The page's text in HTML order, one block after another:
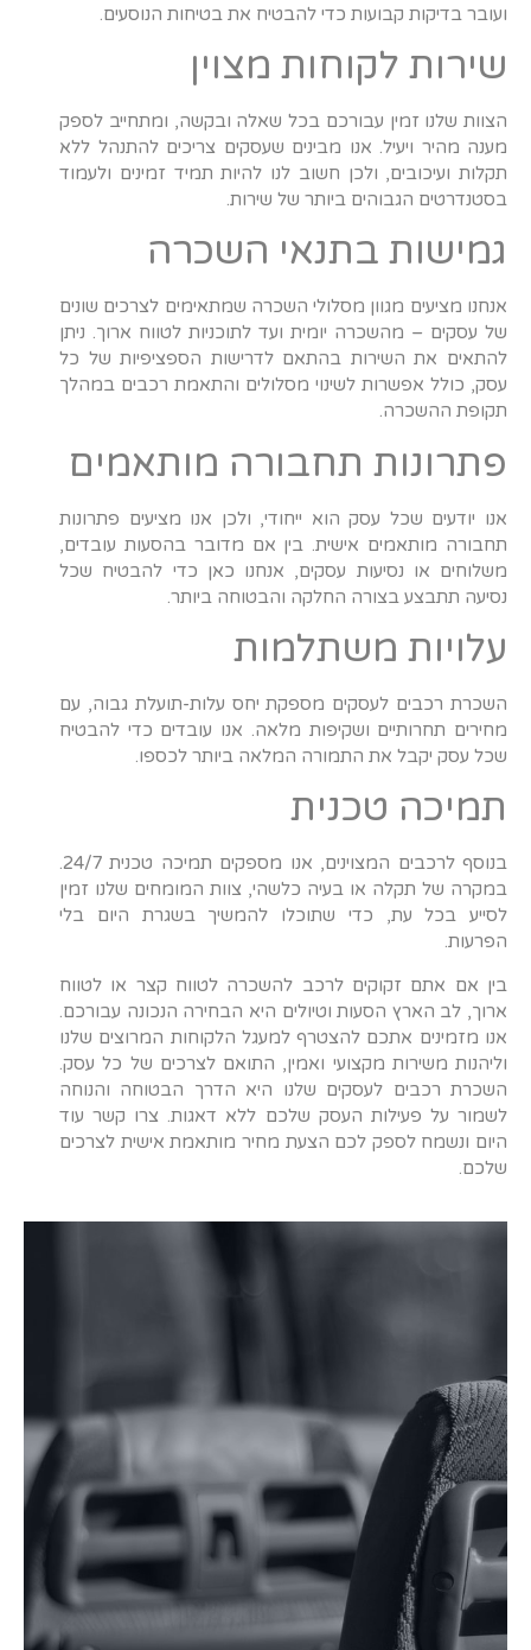
ועובר בדיקות קבועות כדי להבטיח את בטיחות הנוסעים.
שירות לקוחות מצוין
הצוות שלנו זמין עבורכם בכל שאלה ובקשה, ומתחייב לספק
מענה מהיר ויעיל. אנו מבינים שעסקים צריכים להתנהל ללא
תקלות ועיכובים, ולכן חשוב לנו להיות תמיד זמינים ולעמוד
בסטנדרטים הגבוהים ביותר של שירות.
גמישות בתנאי השכרה
אנחנו מציעים מגוון מסלולי השכרה שמתאימים לצרכים שונים
של עסקים – מהשכרה יומית ועד לתוכניות לטווח ארוך. ניתן
להתאים את השירות בהתאם לדרישות הספציפיות של כל
עסק, כולל אפשרות לשינוי מסלולים והתאמת רכבים במהלך
תקופת ההשכרה.
פתרונות תחבורה מותאמים
אנו יודעים שכל עסק הוא ייחודי, ולכן אנו מציעים פתרונות
תחבורה מותאמים אישית. בין אם מדובר בהסעות עובדים,
משלוחים או נסיעות עסקים, אנחנו כאן כדי להבטיח שכל
נסיעה תתבצע בצורה החלקה והבטוחה ביותר.
עלויות משתלמות
השכרת רכבים לעסקים מספקת יחס עלות-תועלת גבוה, עם
מחירים תחרותיים ושקיפות מלאה. אנו עובדים כדי להבטיח
שכל עסק יקבל את התמורה המלאה ביותר לכספו.
תמיכה טכנית
בנוסף לרכבים המצוינים, אנו מספקים תמיכה טכנית 24/7.
במקרה של תקלה או בעיה כלשהי, צוות המומחים שלנו זמין
לסייע בכל עת, כדי שתוכלו להמשיך בשגרת היום בלי
הפרעות.
בין אם אתם זקוקים לרכב להשכרה לטווח קצר או לטווח
ארוך, לב הארץ הסעות וטיולים היא הבחירה הנכונה עבורכם.
אנו מזמינים אתכם להצטרף למעגל הלקוחות המרוצים שלנו
וליהנות משירות מקצועי ואמין, התואם לצרכים של כל עסק.
השכרת רכבים לעסקים שלנו היא הדרך הבטוחה והנוחה
לשמור על פעילות העסק שלכם ללא דאגות. צרו קשר עוד
היום ונשמח לספק לכם הצעת מחיר מותאמת אישית לצרכים
שלכם.